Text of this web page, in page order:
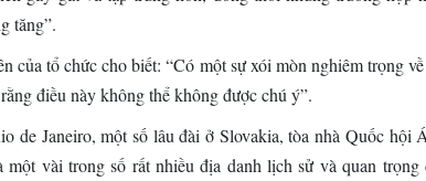
tăng”.
của tổ chức cho biết: “Có một sự xói mòn nghiêm trọng
điều này không thể không được chú ý”.
de Janeiro, một số lâu đài ở Slovakia, tòa nhà Quốc hội
vài trong số rất nhiều địa danh lịch sử và quan trọng